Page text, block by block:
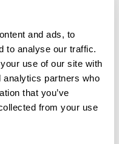
and ads, to
to analyse our traffic.
use of our site with
analytics partners who
that you’ve
from your use
¿Ya lo has